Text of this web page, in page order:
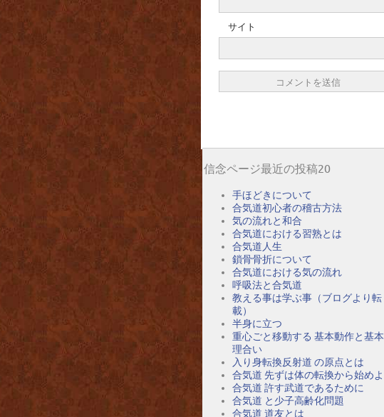
サイト
信念ページ最近の投稿20
手ほどきについて
合気道初心者の稽古方法
気の流れと和合
合気道における習熟とは
合気道人生
鎖骨骨折について
合気道における気の流れ
呼吸法と合気道
教える事は学ぶ事（ブログより転
載）
半身に立つ
重心ごと移動する 基本動作と基本
理合い
入り身転換反射道 の原点とは
合気道 先ずは体の転換から始めよ
合気道 許す武道であるために
合気道 と少子高齢化問題
合気道 道友とは